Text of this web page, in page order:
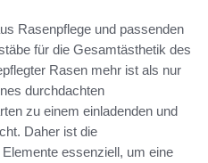
Rasenpflege und passenden
für die Gesamtästhetik des
Rasen mehr ist als nur
durchdachten
zu einem einladenden und
Daher ist die
essenziell, um eine